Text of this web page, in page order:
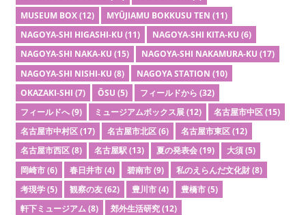
MUSEUM BOX(12) MYŪJIAMU BOKKUSU TEN (11)
NAGOYA-SHI HIGASHI-KU (11) NAGOYA-SHI KITA-KU (6)
NAGOYA-SHI NAKA-KU (15) NAGOYA-SHI NAKAMURA-KU (17)
NAGOYA-SHI NISHI-KU (8) NAGOYA STATION (10)
OKAZAKI-SHI (7) ŌSU (5) フィールドから (32)
フィールドへ(9) ミュージアムボックス展(12) 名古屋市中区(15)
名古屋市中村区(17) 名古屋市北区(6) 名古屋市東区(12)
名古屋市西区(8) 名古屋駅(13) 夏の発表会(19) 大須(5)
岡崎市(6) 春日井市(4) 碧南市(9) 私のえらんだ文化財(8)
考現学(5) 観察の友(62) 豊川市(4) 豊橋市(5)
軒下ミュージアム(8) 郊外生活研究(12)